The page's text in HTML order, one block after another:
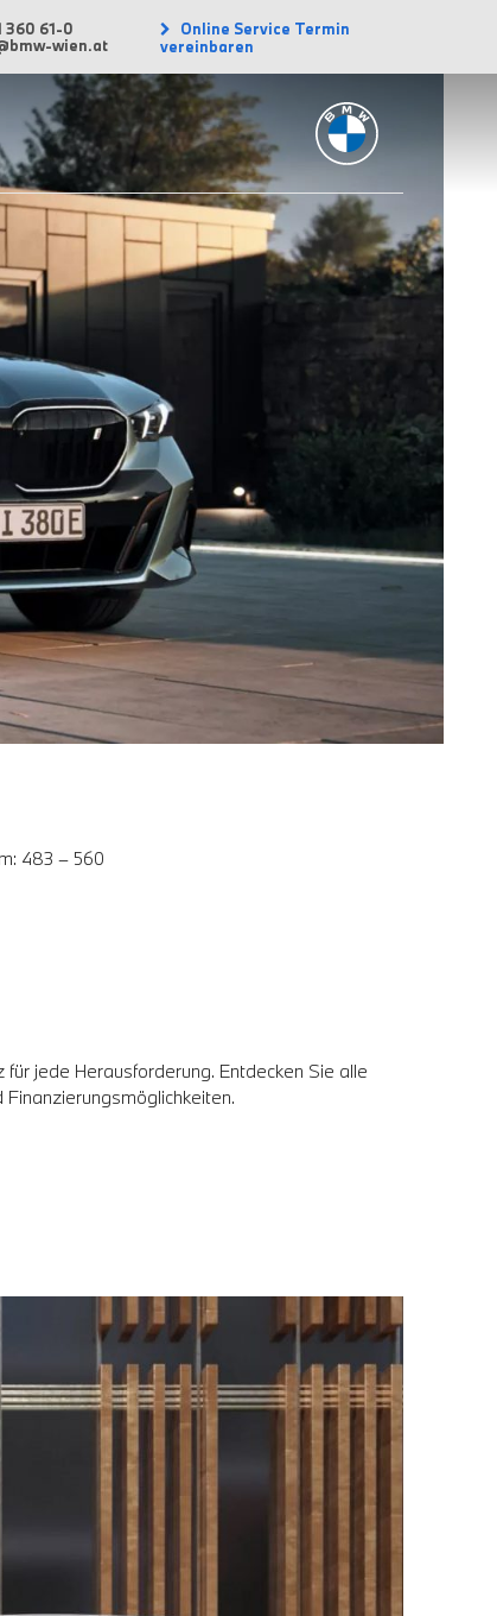
360 61-0
wien.at
Online Service Termin
vereinbaren
483 – 560
jede Herausforderung. Entdecken Sie alle